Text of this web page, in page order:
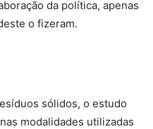
da política, apenas
o fizeram.
sólidos, o estudo
modalidades utilizadas